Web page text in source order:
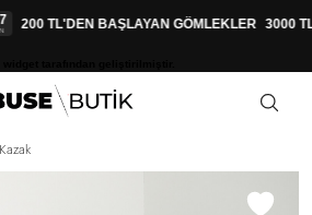
200 TL'DEN BAŞLAYAN GÖMLEKLER 3000 TL
Kazak